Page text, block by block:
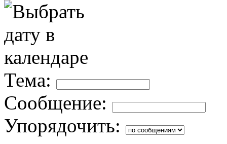
Тема:
Сообщение:
Упорядочить: